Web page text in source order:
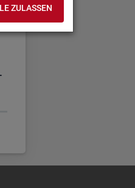
ZULASSEN